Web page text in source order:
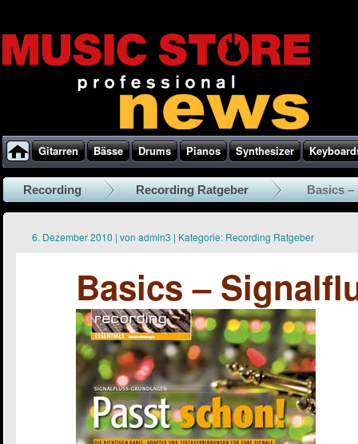
Gitarren Bässe Drums Pianos Synthesizer
Recording Recording Ratgeber Basics –
6. Dezember 2010 | von admin3 | Kategorie: Recording Ratgeber
Basics –